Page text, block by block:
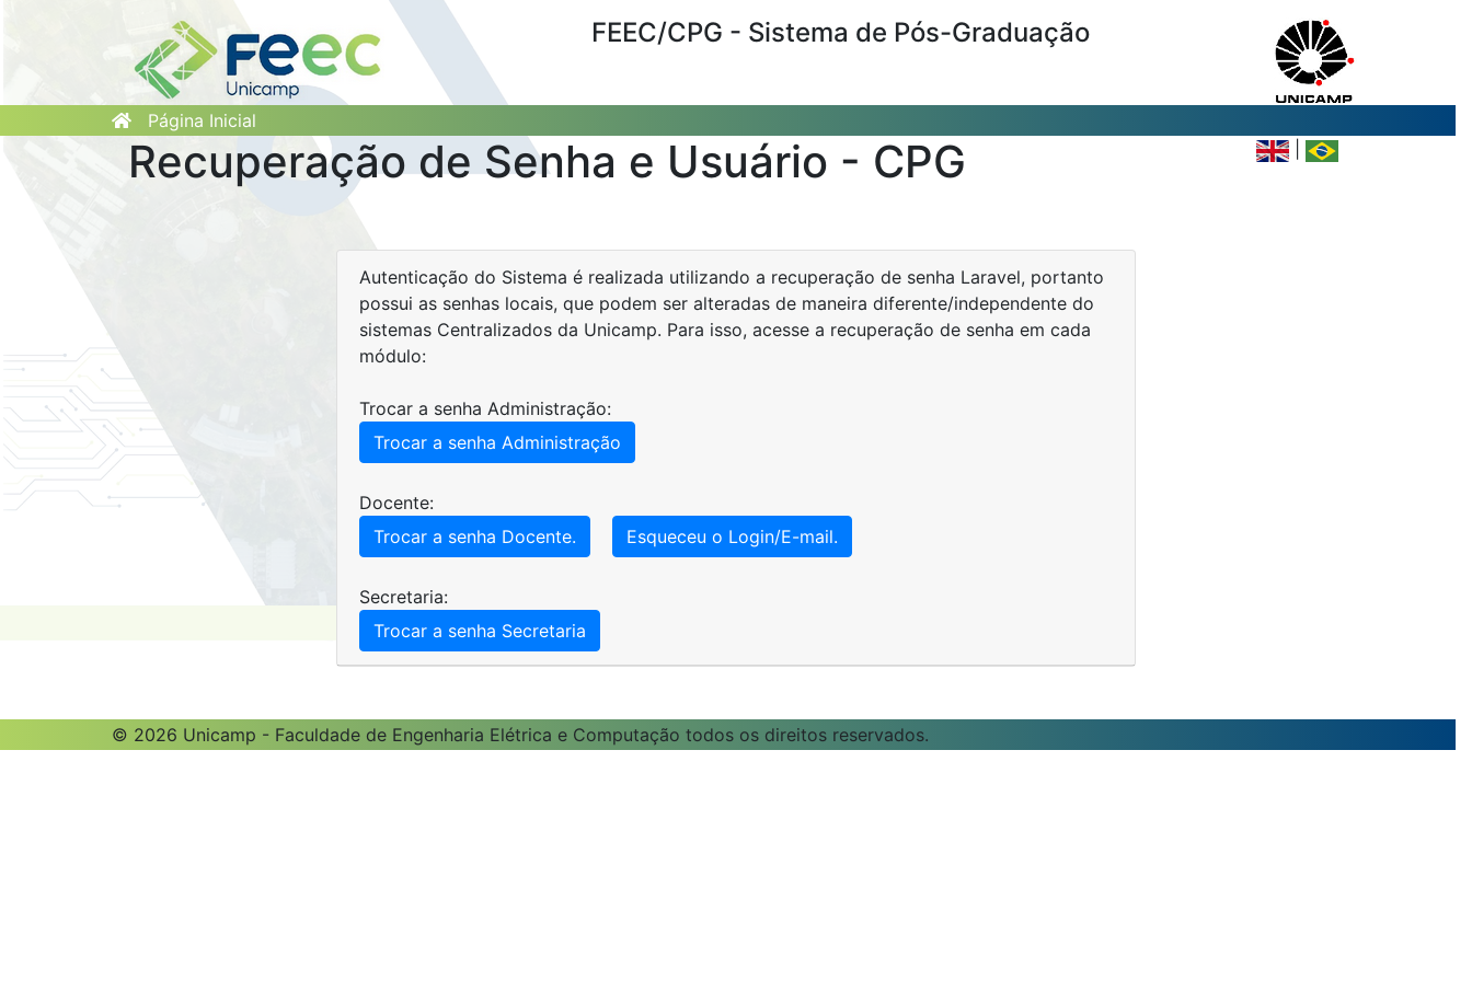
FEEC/CPG - Sistema de Pós-Graduação
Página Inicial
Recuperação de Senha e Usuário - CPG
Autenticação do Sistema é realizada utilizando a recuperação de senha Laravel, portanto
possui as senhas locais, que podem ser alteradas de maneira diferente/independente do
sistemas Centralizados da Unicamp. Para isso, acesse a recuperação de senha em cada
módulo:
Trocar a senha Administração:
Trocar a senha Administração
Docente:
Trocar a senha Docente.
Esqueceu o Login/E-mail.
Secretaria:
Trocar a senha Secretaria
© 2026 Unicamp - Faculdade de Engenharia Elétrica e Computação todos os direitos reservados.